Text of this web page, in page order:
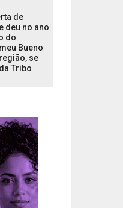
de
deu no ano
do
Bueno
se
Tribo